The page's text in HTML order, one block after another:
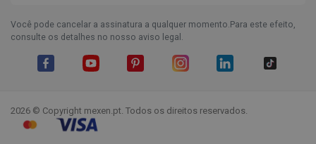
Você pode cancelar a assinatura a qualquer momento.Para este efeito,
consulte os detalhes no nosso aviso legal.
2026 © Copyright mexen.pt. Todos os direitos reservados.